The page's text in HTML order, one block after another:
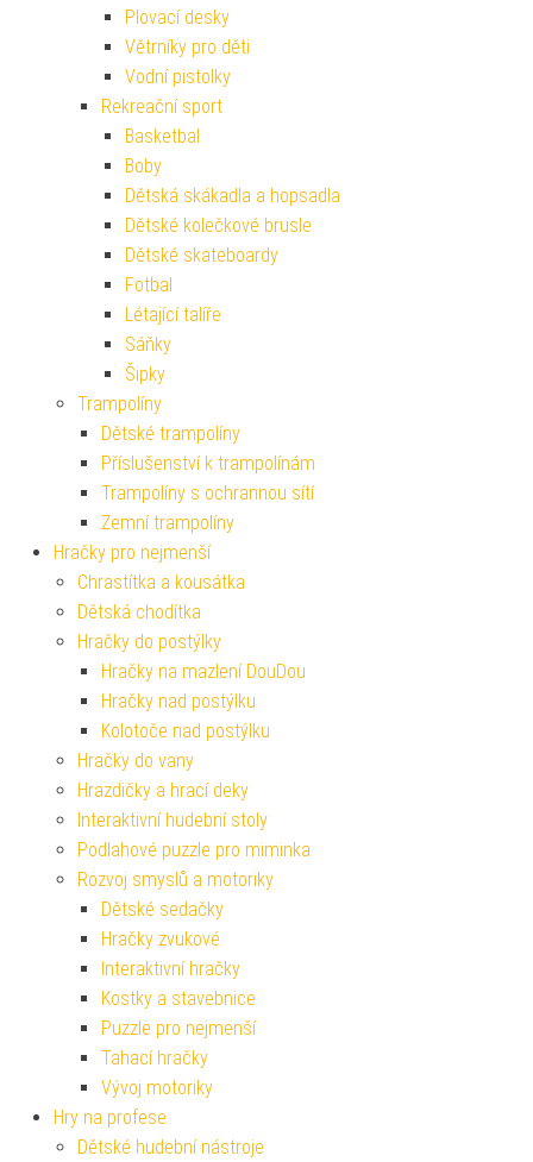
Plovací desky
Větrníky pro děti
Vodní pistolky
Rekreační sport
Basketbal
Boby
Dětská skákadla a hopsadla
Dětské kolečkové brusle
Dětské skateboardy
Fotbal
Létající talíře
Sáňky
Šipky
Trampolíny
Dětské trampolíny
Příslušenství k trampolínám
Trampolíny s ochrannou sítí
Zemní trampolíny
Hračky pro nejmenší
Chrastítka a kousátka
Dětská chodítka
Hračky do postýlky
Hračky na mazlení DouDou
Hračky nad postýlku
Kolotoče nad postýlku
Hračky do vany
Hrazdičky a hrací deky
Interaktivní hudební stoly
Podlahové puzzle pro miminka
Rozvoj smyslů a motoriky
Dětské sedačky
Hračky zvukové
Interaktivní hračky
Kostky a stavebnice
Puzzle pro nejmenší
Tahací hračky
Vývoj motoriky
Hry na profese
Dětské hudební nástroje